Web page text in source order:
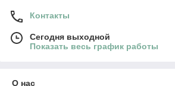
Контакты
Сегодня выходной
Показать весь график работы
О нас